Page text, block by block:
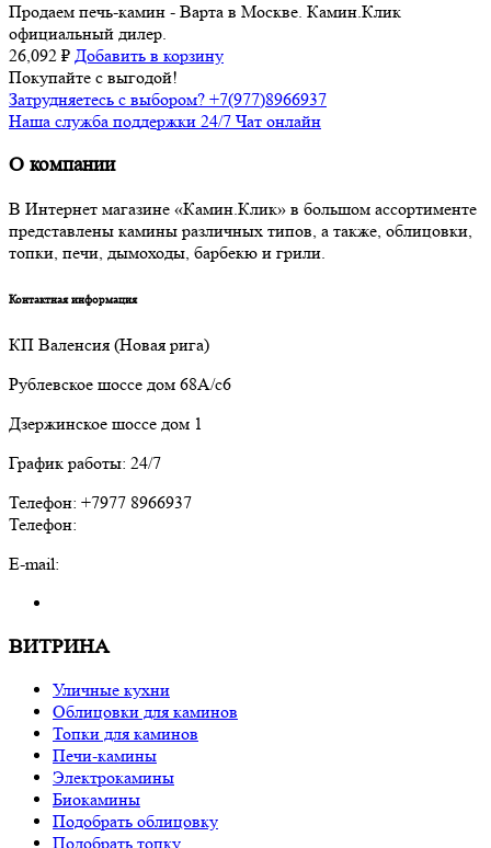
Продаем печь-камин - Варта в Москве. Камин.Клик
официальный дилер.
26,092 ₽ Добавить в корзину
Покупайте с выгодой!
Затрудняетесь с выбором? +7(977)8966937
Наша служба поддержки 24/7 Чат онлайн
О компании
В Интернет магазине «Камин.Клик» в большом ассортименте
представлены камины различных типов, а также, облицовки,
топки, печи, дымоходы, барбекю и грили.
Контактная информация
КП Валенсия (Новая рига)
Рублевское шоссе дом 68А/с6
Дзержинское шоссе дом 1
График работы: 24/7
Телефон: +7977 8966937
Телефон:
E-mail:
ВИТРИНА
Уличные кухни
Облицовки для каминов
Топки для каминов
Печи-камины
Электрокамины
Биокамины
Подобрать облицовку
Подобрать топку